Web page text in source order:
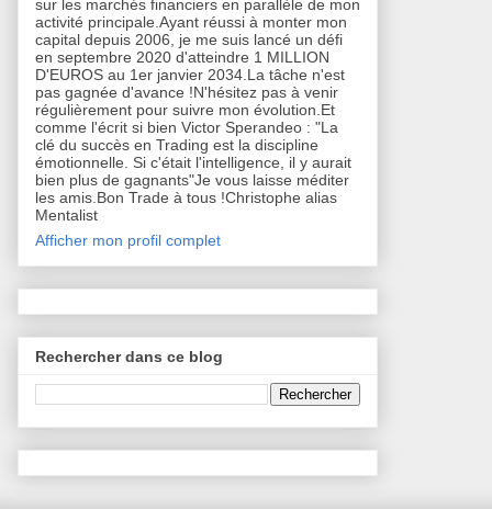
sur les marchés financiers en parallèle de mon
activité principale.Ayant réussi à monter mon
capital depuis 2006, je me suis lancé un défi
en septembre 2020 d'atteindre 1 MILLION
D'EUROS au 1er janvier 2034.La tâche n'est
pas gagnée d'avance !N'hésitez pas à venir
régulièrement pour suivre mon évolution.Et
comme l'écrit si bien Victor Sperandeo : "La
clé du succès en Trading est la discipline
émotionnelle. Si c'était l'intelligence, il y aurait
bien plus de gagnants"Je vous laisse méditer
les amis.Bon Trade à tous !Christophe alias
Mentalist
Afficher mon profil complet
Rechercher dans ce blog